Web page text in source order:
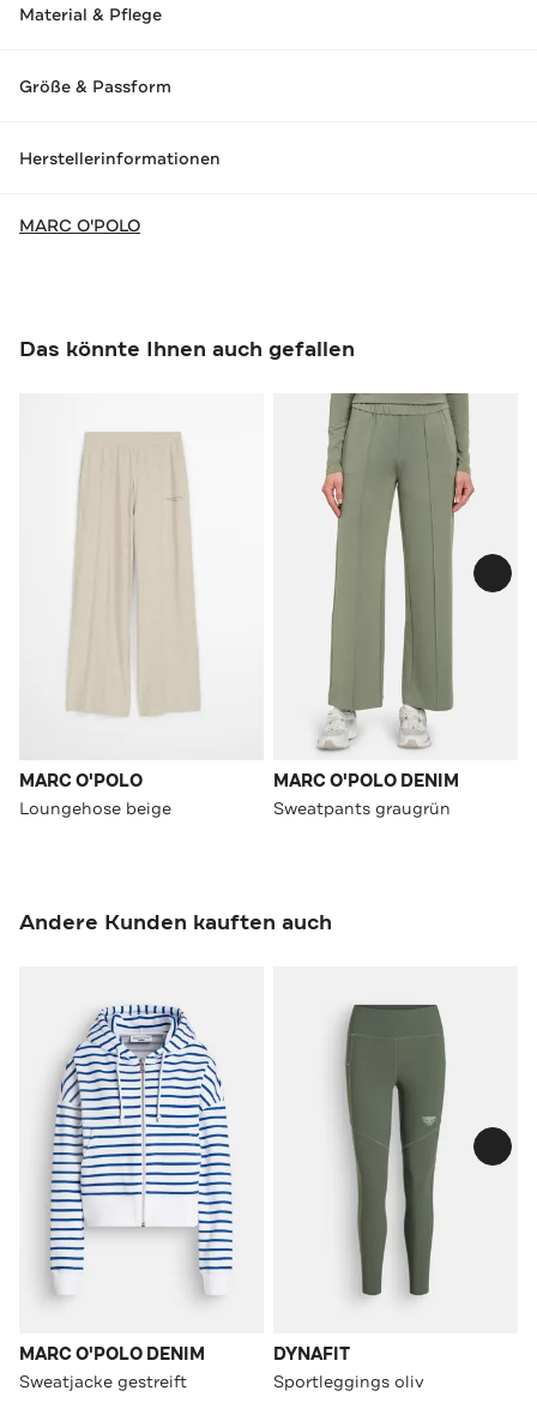
Material & Pflege
Größe & Passform
Herstellerinformationen
MARC O'POLO
Das könnte Ihnen auch gefallen
MARC O'POLO
Loungehose beige
MARC O'POLO DENIM
Sweatpants graugrün
Andere Kunden kauften auch
MARC O'POLO DENIM
Sweatjacke gestreift
DYNAFIT
Sportleggings oliv